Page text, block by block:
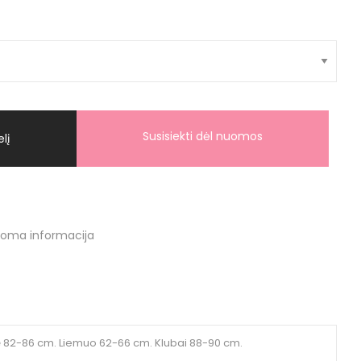
Susisiekti dėl nuomos
informacija
82-86 cm. Liemuo 62-66 cm. Klubai 88-90 cm.